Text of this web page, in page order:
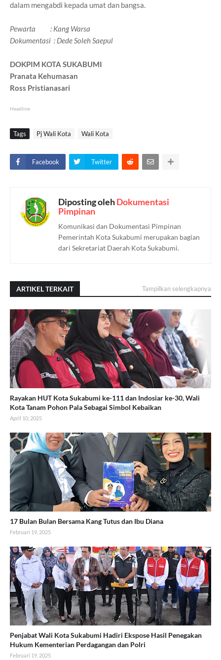
dalam mengabdi kepada umat dan bangsa.
Pewarta : Kang Warsa
Dokumentasi : Dede Soleh Saepul
DOKPIM KOTA SUKABUMI
Pranata Kehumasan
Ross Pristianasari
Headline
Tags Pj Wali Kota Wali Kota
Facebook Twitter
Diposting olehDokumentasi
Pimpinan
Komunikasi dan Dokumentasi Pimpinan
Pemerintah Kota Sukabumi merupakan bagian
dari Sekretariat Daerah Kota Sukabumi.
ARTIKEL TERKAIT Tampilkan selengkapnya
Rayakan HUT Kota Sukabumi ke-111 dan Indosiar ke-30, Wali
Kota Tanam Pohon Pala Sebagai Simbol Kebaikan
April 10, 2025
17 Bulan Bulan Bersama Kang Tutus dan Ibu Diana
Februari 19, 2025
Penjabat Wali Kota Sukabumi Hadiri Ekspose Hasil Penegakan
Hukum Kementerian Perdagangan dan Polri
Februari 19, 2025